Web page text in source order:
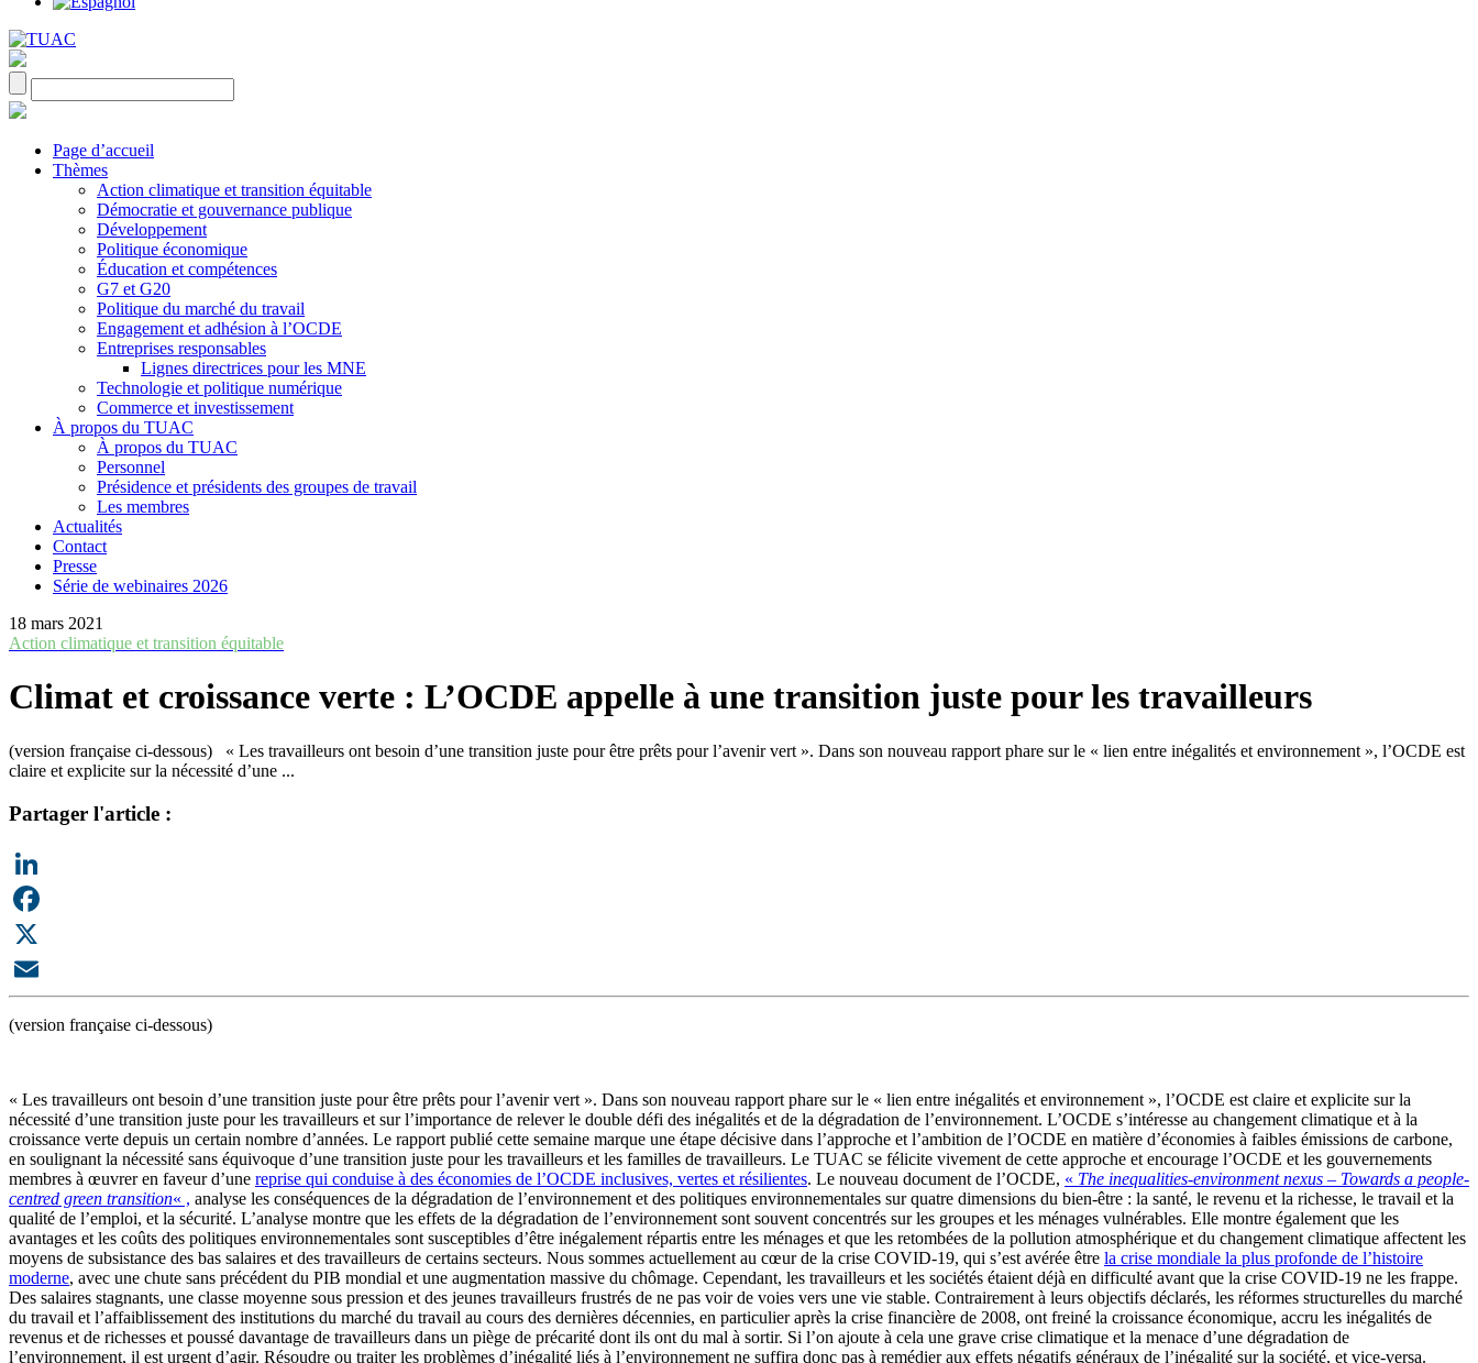
Page d’accueil
Thèmes
Action climatique et transition équitable
Démocratie et gouvernance publique
Développement
Politique économique
Éducation et compétences
G7 et G20
Politique du marché du travail
Engagement et adhésion à l’OCDE
Entreprises responsables
Lignes directrices pour les MNE
Technologie et politique numérique
Commerce et investissement
À propos du TUAC
À propos du TUAC
Personnel
Présidence et présidents des groupes de travail
Les membres
Actualités
Contact
Presse
Série de webinaires 2026
18 mars 2021
Action climatique et transition équitable
Climat et croissance verte : L’OCDE appelle à une transition juste pour les travailleurs
(version française ci-dessous) « Les travailleurs ont besoin d’une transition juste pour être prêts pour l’avenir vert ». Dans son nouveau rapport phare sur le « lien entre inégalités et environnement », l’OCDE est
claire et explicite sur la nécessité d’une ...
Partager l'article :
LinkedIn
Facebook
X
Email
(version française ci-dessous)
« Les travailleurs ont besoin d’une transition juste pour être prêts pour l’avenir vert ». Dans son nouveau rapport phare sur le « lien entre inégalités et environnement », l’OCDE est claire et explicite sur la
nécessité d’une transition juste pour les travailleurs et sur l’importance de relever le double défi des inégalités et de la dégradation de l’environnement. L’OCDE s’intéresse au changement climatique et à la
croissance verte depuis un certain nombre d’années. Le rapport publié cette semaine marque une étape décisive dans l’approche et l’ambition de l’OCDE en matière d’économies à faibles émissions de carbone,
en soulignant la nécessité sans équivoque d’une transition juste pour les travailleurs et les familles de travailleurs. Le TUAC se félicite vivement de cette approche et encourage l’OCDE et les gouvernements
membres à œuvrer en faveur d’une reprise qui conduise à des économies de l’OCDE inclusives, vertes et résilientes. Le nouveau document de l’OCDE, « The inequalities-environment nexus – Towards a people-
centred green transition« , analyse les conséquences de la dégradation de l’environnement et des politiques environnementales sur quatre dimensions du bien-être : la santé, le revenu et la richesse, le travail et la
qualité de l’emploi, et la sécurité. L’analyse montre que les effets de la dégradation de l’environnement sont souvent concentrés sur les groupes et les ménages vulnérables. Elle montre également que les
avantages et les coûts des politiques environnementales sont susceptibles d’être inégalement répartis entre les ménages et que les retombées de la pollution atmosphérique et du changement climatique affectent les
moyens de subsistance des bas salaires et des travailleurs de certains secteurs. Nous sommes actuellement au cœur de la crise COVID-19, qui s’est avérée être la crise mondiale la plus profonde de l’histoire
moderne, avec une chute sans précédent du PIB mondial et une augmentation massive du chômage. Cependant, les travailleurs et les sociétés étaient déjà en difficulté avant que la crise COVID-19 ne les frappe.
Des salaires stagnants, une classe moyenne sous pression et des jeunes travailleurs frustrés de ne pas voir de voies vers une vie stable. Contrairement à leurs objectifs déclarés, les réformes structurelles du marché
du travail et l’affaiblissement des institutions du marché du travail au cours des dernières décennies, en particulier après la crise financière de 2008, ont freiné la croissance économique, accru les inégalités de
revenus et de richesses et poussé davantage de travailleurs dans un piège de précarité dont ils ont du mal à sortir. Si l’on ajoute à cela une grave crise climatique et la menace d’une dégradation de
l’environnement, il est urgent d’agir. Résoudre ou traiter les problèmes d’inégalité liés à l’environnement ne suffira donc pas à remédier aux effets négatifs généraux de l’inégalité sur la société, et vice-versa.